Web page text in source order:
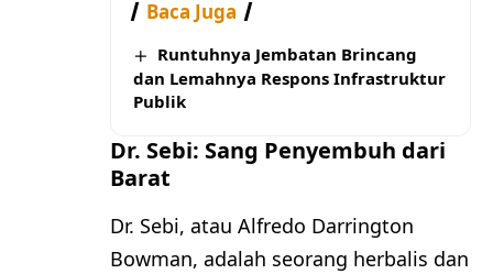
Baca Juga
Runtuhnya Jembatan Brincang
dan Lemahnya Respons Infrastruktur
Publik
Dr. Sebi: Sang Penyembuh dari
Barat
Dr. Sebi, atau Alfredo Darrington
Bowman, adalah seorang herbalis dan